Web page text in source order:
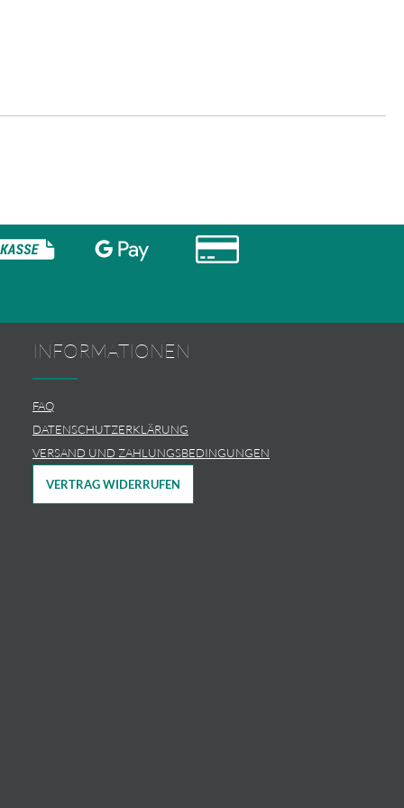
INFORMATIONEN
FAQ
DATENSCHUTZERKLÄRUNG
VERSAND UND ZAHLUNGSBEDINGUNGEN
VERTRAG WIDERRUFEN